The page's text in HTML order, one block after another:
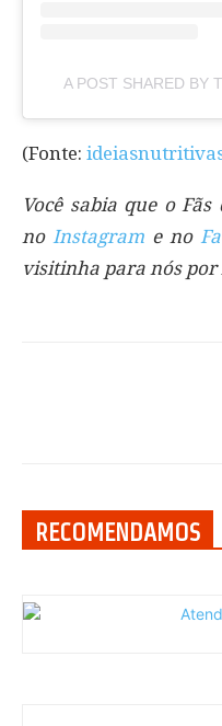
A POST SHARED BY
(Fonte:
Você sabia que o
no Instagrame no
visitinha para nós por
RECOMENDAMOS